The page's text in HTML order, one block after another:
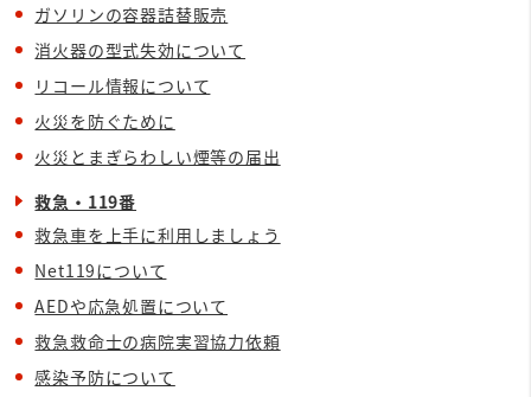
ガソリンの容器詰替販売
消火器の型式失効について
リコール情報について
火災を防ぐために
火災とまぎらわしい煙等の届出
救急・119番
救急車を上手に利用しましょう
Net119について
AEDや応急処置について
救急救命士の病院実習協力依頼
感染予防について